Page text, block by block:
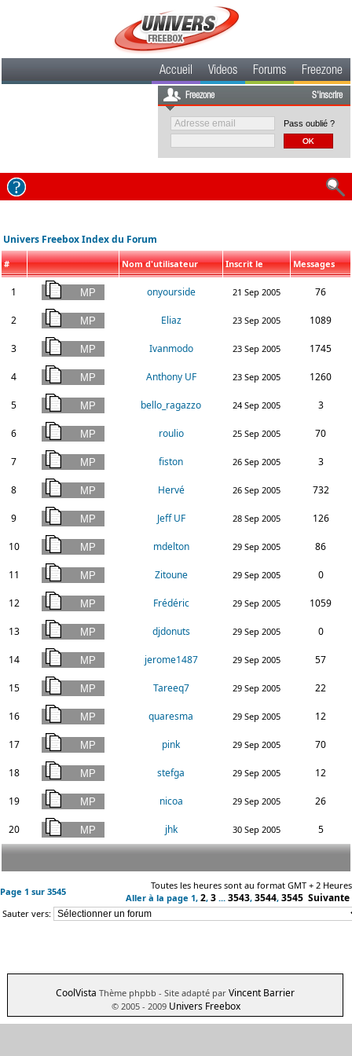
Accueil Videos Forums Freezone
Freezone S'inscrire
Pass oublié ?
Univers Freebox Index du Forum
# Nom d'utilisateur Inscrit le Messages
1 onyourside 21 Sep 2005 76
2 Eliaz 23 Sep 2005 1089
3 Ivanmodo 23 Sep 2005 1745
4 Anthony UF 23 Sep 2005 1260
5 bello_ragazzo 24 Sep 2005 3
6 roulio 25 Sep 2005 70
7 fiston 26 Sep 2005 3
8 Hervé 26 Sep 2005 732
9 Jeff UF 28 Sep 2005 126
10 mdelton 29 Sep 2005 86
11 Zitoune 29 Sep 2005 0
12 Frédéric 29 Sep 2005 1059
13 djdonuts 29 Sep 2005 0
14 jerome1487 29 Sep 2005 57
15 Tareeq7 29 Sep 2005 22
16 quaresma 29 Sep 2005 12
17 pink 29 Sep 2005 70
18 stefga 29 Sep 2005 12
19 nicoa 29 Sep 2005 26
20 jhk 30 Sep 2005 5
Page 1 sur 3545
Toutes les heures sont au format GMT + 2 Heures
Aller à la page 1, 2, 3 ... 3543, 3544, 3545 Suivante
Sauter vers:
CoolVista Thème phpbb - Site adapté par Vincent Barrier
© 2005 - 2009 Univers Freebox